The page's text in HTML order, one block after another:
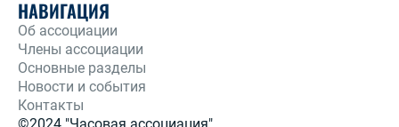
НАВИГАЦИЯ
Об ассоциации
Члены ассоциации
Основные разделы
Новости и события
Контакты